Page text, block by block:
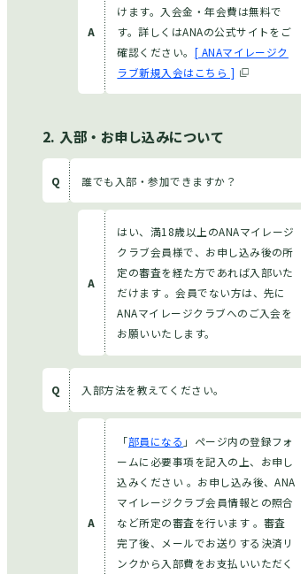
すでにアグリ部員の方はこちら
部員になる
アグリ部会員ご登録がまだの方はこちら
けます。入会金・年会費は無料で
す。詳しくはANAの公式サイトをご
確認ください。 [ ANAマイレージク
ラブ新規入会はこちら ]
入部・お申し込みについて
誰でも入部・参加できますか？
はい、満18歳以上のANAマイレージ
クラブ会員様で、お申し込み後の所
定の審査を経た方であれば入部いた
だけます 。会員でない方は、先に
ANAマイレージクラブへのご入会を
お願いいたします。
入部方法を教えてください。
「部員になる 」ページ内の登録フォ
ームに必要事項を記入の上、お申し
込みください 。お申し込み後、ANA
マイレージクラブ会員情報との照合
など所定の審査を行います 。審査
完了後、メールでお送りする決済リ
ンクから入部費をお支払いいただく